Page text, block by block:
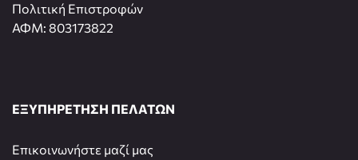
Πολιτική Επιστροφών
ΑΦΜ: 803173822
ΕΞΥΠΗΡΕΤΗΣΗ ΠΕΛΑΤΩΝ
Επικοινωνήστε μαζί μας